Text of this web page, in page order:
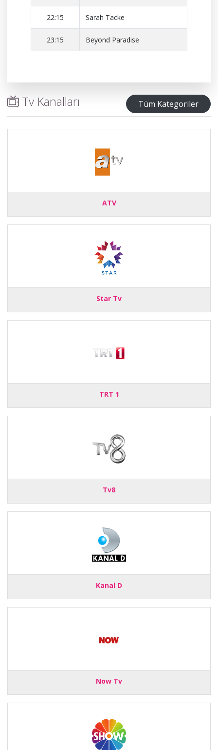
22:15 Sarah Tacke
23:15 Beyond Paradise
Tüm Kategoriler
Tv Kanalları
ATV
Star Tv
TRT 1
Tv8
Kanal D
Now Tv